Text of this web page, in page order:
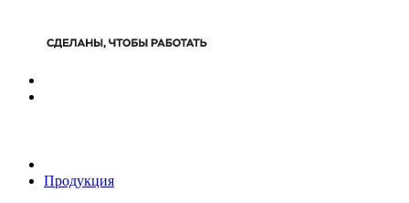
Продукция